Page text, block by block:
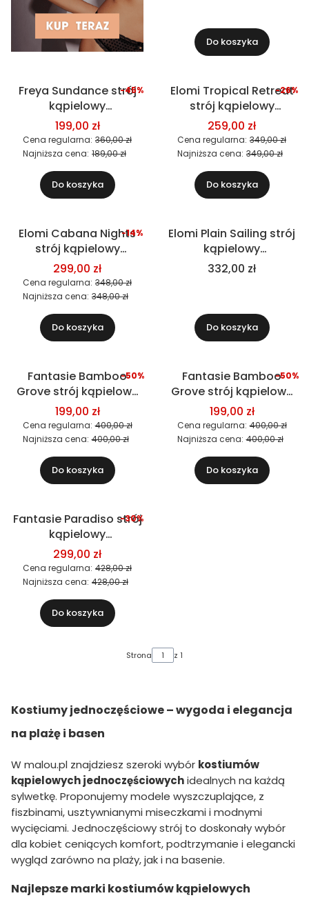
Do koszyka
Okazja
Freya Sundance strój
kąpielowy
jednoczęściowy
199,00 zł
Cena regularna: 360,00 zł
-45%
Najniższa cena: 189,00 zł
Do koszyka
Okazja
Elomi Tropical Retreat
strój kąpielowy
jednoczęściowy
259,00 zł
Cena regularna: 349,00 zł
-26%
Najniższa cena: 349,00 zł
Do koszyka
Okazja
Elomi Cabana Nights
strój kąpielowy
jednoczęściowy
299,00 zł
Cena regularna: 348,00 zł
-14%
Najniższa cena: 348,00 zł
Do koszyka
Elomi Plain Sailing strój
kąpielowy
jednoczęściowy
332,00 zł
Do koszyka
Okazja
Fantasie Bamboo
Grove strój kąpielowy
jednoczęściowy
199,00 zł
Cena regularna: 400,00 zł
-50%
Najniższa cena: 400,00 zł
Do koszyka
Okazja
Fantasie Bamboo
Grove strój kąpielowy
jednoczęściowy
199,00 zł
Cena regularna: 400,00 zł
-50%
Najniższa cena: 400,00 zł
Do koszyka
Okazja
Fantasie Paradiso strój
kąpielowy
jednoczęściowy
299,00 zł
Cena regularna: 428,00 zł
-30%
Najniższa cena: 428,00 zł
Do koszyka
Strona z 1
Kostiumy jednoczęściowe – wygoda i elegancja
na plażę i basen
W malou.pl znajdziesz szeroki wybór kostiumów
kąpielowych jednoczęściowychidealnych na każdą
sylwetkę. Proponujemy modele wyszczuplające, z
fiszbinami, usztywnianymi miseczkami i modnymi
wycięciami. Jednoczęściowy strój to doskonały wybór
dla kobiet ceniących komfort, podtrzymanie i elegancki
wygląd zarówno na plaży, jak i na basenie.
Najlepsze marki kostiumów kąpielowych